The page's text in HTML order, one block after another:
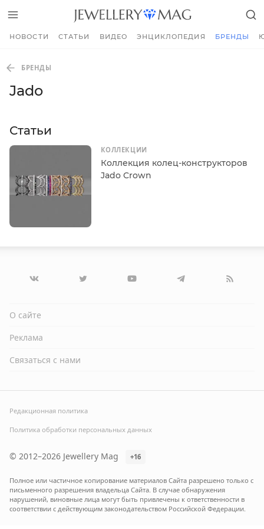
НОВОСТИ СТАТЬИ ВИДЕО ЭНЦИКЛОПЕДИЯ БРЕНДЫ
БРЕНДЫ
Jado
Статьи
КОЛЛЕКЦИИ
Коллекция колец-конструкторов
Jado Crown
О сайте
Реклама
Связаться с нами
© 2012–2026 Jewellery Mag +16
Редакционная политика
Политика обработки персональных данных
Полное или частичное копирование материалов Сайта разрешено только с
письменного разрешения владельца Сайта. В случае обнаружения
нарушений, виновные лица могут быть привлечены к ответственности в
соответствии с действующим законодательством Российской Федерации.